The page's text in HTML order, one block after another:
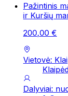
Pažintinis
ir Kuršių
200,00 €
Vietovė:
Dalyviai: